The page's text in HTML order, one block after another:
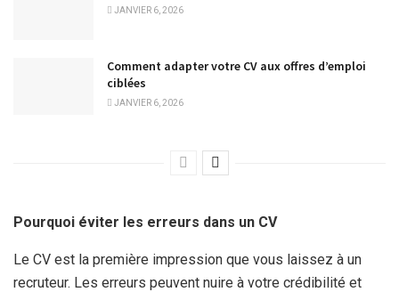
JANVIER 6, 2026
Comment adapter votre CV aux offres d’emploi
ciblées
JANVIER 6, 2026
Pourquoi éviter les erreurs dans un CV
Le CV est la première impression que vous laissez à un
recruteur. Les erreurs peuvent nuire à votre crédibilité et